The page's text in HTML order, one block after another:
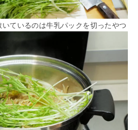
ているのは牛乳パックを切ったやつ